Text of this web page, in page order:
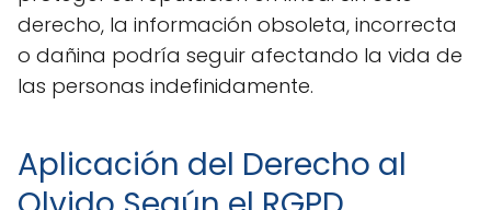
derecho, la información obsoleta, incorrecta
o dañina podría seguir afectando la vida de
las personas indefinidamente.
Aplicación del Derecho al